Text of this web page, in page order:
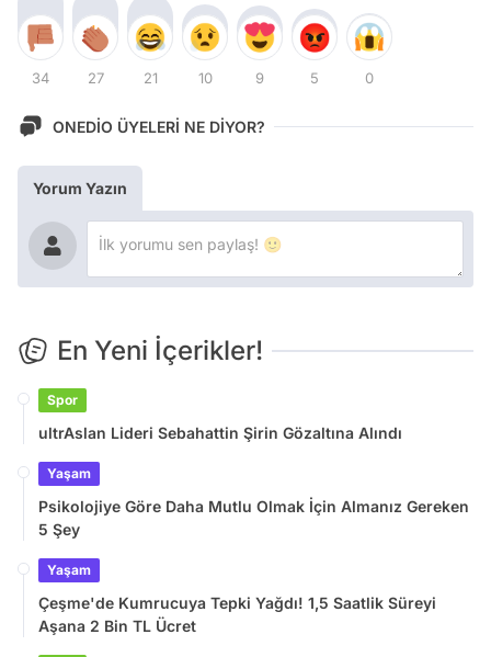
34 27 21 10 9 5 0
ONEDİO ÜYELERİ NE DİYOR?
Yorum Yazın
En Yeni İçerikler!
Spor
ultrAslan Lideri Sebahattin Şirin Gözaltına Alındı
Yaşam
Psikolojiye Göre Daha Mutlu Olmak İçin Almanız Gereken
5 Şey
Yaşam
Çeşme'de Kumrucuya Tepki Yağdı! 1,5 Saatlik Süreyi
Aşana 2 Bin TL Ücret